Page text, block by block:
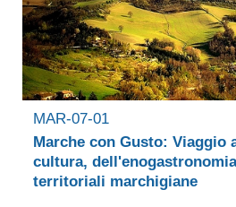
MAR-07-01
Marche con Gusto: Viaggio
cultura,
territoriali marchigiane